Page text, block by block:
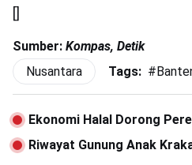
[]
Sumber: Kompas, Detik
Nusantara
Tags: #
Ekonomi Halal Dorong
Riwayat Gunung Anak